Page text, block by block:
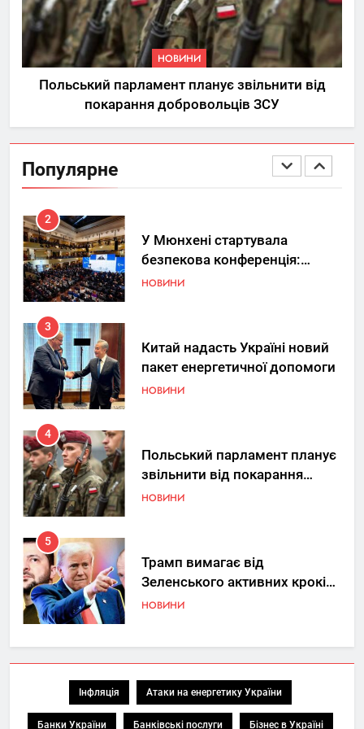
НОВИНИ
Польський парламент планує звільнити від
покарання добровольців ЗСУ
Популярне
8
Ринок житлової нерухомості
в Україні: ключові орієнтири
під час вибору квартири
НЕРУХОМІСТЬ
вдосконалювати Patriot,
передаючи дані про удари РФ
2
У Мюнхені стартувала
безпекова конференція:
Україна знову у фокусі світу
НОВИНИ
3
Китай надасть Україні новий
пакет енергетичної допомоги
НОВИНИ
4
Польський парламент планує
звільнити від покарання
добровольців ЗСУ
НОВИНИ
5
Трамп вимагає від
Зеленського активних кроків
у мирному процесі
НОВИНИ
6
“Київтеплоенерго” через
обшуки СБУ
НОВИНИ
Інфляція Атаки на енергетику України
Банки України Банківські послуги Бізнес в Україні